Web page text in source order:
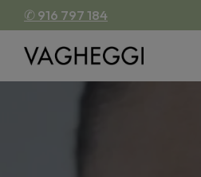
✆ 916 797 184